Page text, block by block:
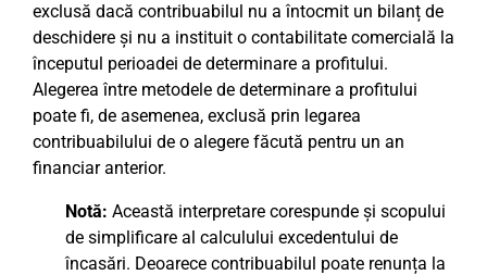
exclusă dacă contribuabilul nu a întocmit un bilanț de
deschidere și nu a instituit o contabilitate comercială la
începutul perioadei de determinare a profitului.
Alegerea între metodele de determinare a profitului
poate fi, de asemenea, exclusă prin legarea
contribuabilului de o alegere făcută pentru un an
financiar anterior.
Notă: Această interpretare corespunde și scopului
de simplificare al calculului excedentului de
încasări. Deoarece contribuabilul poate renunța la